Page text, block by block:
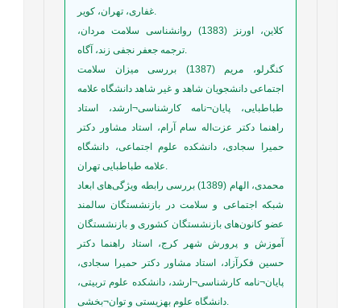
غفاری، تهران، کویر.
کلاین، اورنز (1383) روانشناسی سلامت مردان،
ترجمه جعفر نجفی زند، آگاه.
کنگرلو، مریم (1387) بررسی میزان سلامت
اجتماعی دانشجویان شاهد و غیر شاهد دانشگاه علامه
طباطبایی، پایان¬نامه کارشناسی¬ارشد، استاد
راهنما دکتر عزت‌اله سام آرام، استاد مشاور دکتر
حمیرا سجادی، دانشکده علوم اجتماعی، دانشگاه
علامه طباطبایی تهران.
محمدی، الهام (1389) بررسی رابطه ویژگی‌های ابعاد
شبکه اجتماعی و سلامت در بازنشستگان سالمند
عضو کانون‌های بازنشستگان کشوری و بازنشستگان
آموزش و پرورش شهر کرج، استاد راهنما دکتر
حسین فکرآزاد، استاد مشاور دکتر حمیرا سجادی،
پایان¬نامه کارشناسی¬ارشد، دانشکده علوم تربیتی،
دانشگاه علوم بهزیستی و توان¬بخشی.